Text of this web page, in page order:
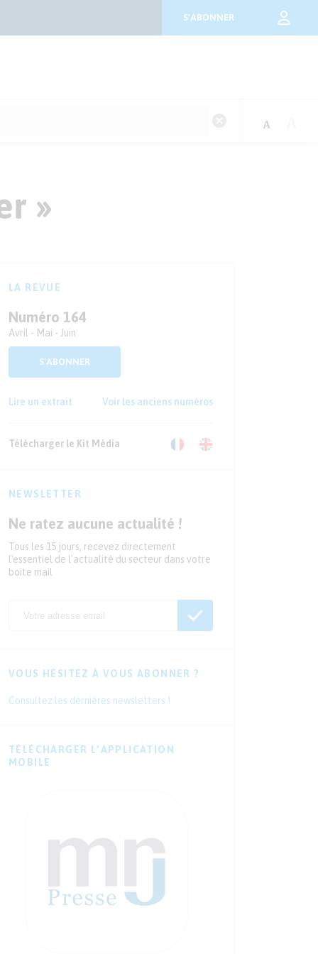
S'ABONNER
»
LA REVUE
Numéro 164
Avril - Mai - Juin
S'ABONNER
Lire un extrait Voir les anciens numéros
Télécharger le Kit Média
NEWSLETTER
Ne ratez aucune actualité !
Tous les 15 jours, recevez directement
l'essentiel de l'actualité du secteur dans votre
boite mail
VOUS HÉSITEZ À VOUS ABONNER ?
Consultez les dernières newsletters !
TÉLÉCHARGER L’APPLICATION
MOBILE